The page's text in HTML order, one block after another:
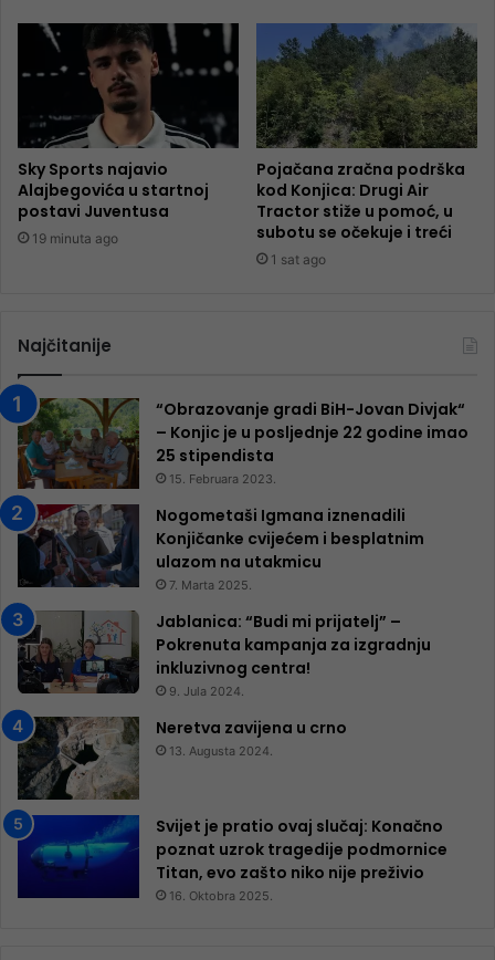
Sky Sports najavio
Alajbegovića u startnoj
postavi Juventusa
19 minuta ago
Pojačana zračna podrška
kod Konjica: Drugi Air
Tractor stiže u pomoć, u
subotu se očekuje i treći
1 sat ago
Najčitanije
“Obrazovanje gradi BiH-Jovan Divjak“
– Konjic je u posljednje 22 godine imao
25 ​​stipendista
15. Februara 2023.
Nogometaši Igmana iznenadili
Konjičanke cvijećem i besplatnim
ulazom na utakmicu
7. Marta 2025.
Jablanica: “Budi mi prijatelj” –
Pokrenuta kampanja za izgradnju
inkluzivnog centra!
9. Jula 2024.
Neretva zavijena u crno
13. Augusta 2024.
Svijet je pratio ovaj slučaj: Konačno
poznat uzrok tragedije podmornice
Titan, evo zašto niko nije preživio
16. Oktobra 2025.